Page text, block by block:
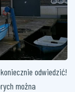
odwiedzić!
można